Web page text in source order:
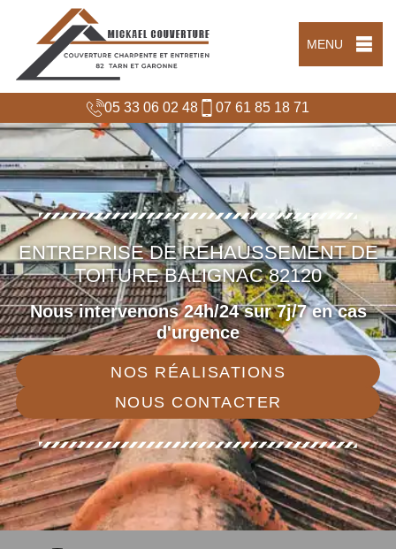
MENU
05 33 06 02 48 07 61 85 18 71
ENTREPRISE DE REHAUSSEMENT DE
TOITURE BALIGNAC 82120
Nous intervenons 24h/24 sur 7j/7 en cas
d'urgence
NOS RÉALISATIONS
NOUS CONTACTER